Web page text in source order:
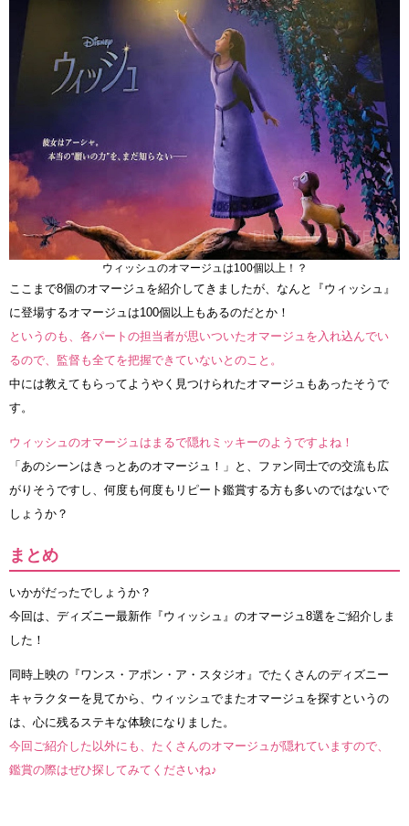
ウィッシュのオマージュは100個以上！？
ここまで8個のオマージュを紹介してきましたが、なんと『ウィッシュ』
に登場するオマージュは100個以上もあるのだとか！
というのも、各パートの担当者が思いついたオマージュを入れ込んでい
るので、監督も全てを把握できていないとのこと。
中には教えてもらってようやく見つけられたオマージュもあったそうで
す。
ウィッシュのオマージュはまるで隠れミッキーのようですよね！
「あのシーンはきっとあのオマージュ！」と、ファン同士での交流も広
がりそうですし、何度も何度もリピート鑑賞する方も多いのではないで
しょうか？
まとめ
いかがだったでしょうか？
今回は、ディズニー最新作『ウィッシュ』のオマージュ8選をご紹介しま
した！
同時上映の『ワンス・アポン・ア・スタジオ』でたくさんのディズニー
キャラクターを見てから、ウィッシュでまたオマージュを探すというの
は、心に残るステキな体験になりました。
今回ご紹介した以外にも、たくさんのオマージュが隠れていますので、
鑑賞の際はぜひ探してみてくださいね♪